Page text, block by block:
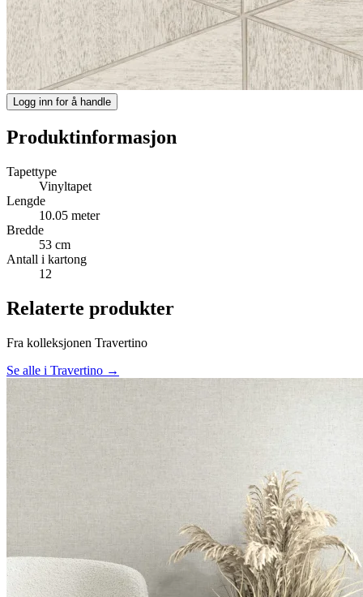
Logg inn for å handle
Produktinformasjon
Tapettype
Vinyltapet
Lengde
10.05 meter
Bredde
53 cm
Antall i kartong
12
Relaterte produkter
Fra kolleksjonen Travertino
Se alle i Travertino →